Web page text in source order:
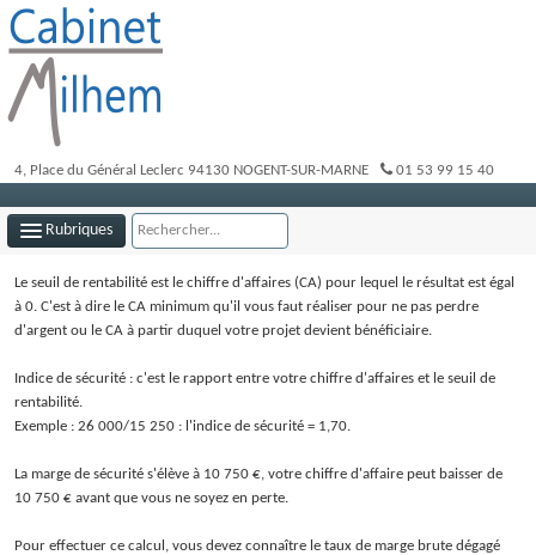
4, Place du Général Leclerc 94130 NOGENT-SUR-MARNE 01 53 99 15 40
Rubriques
LE CABINET
NOTRE ÉQUIPE
NOS MISSIONS
INFOS DE GESTION
OUTILS PRATIQUES
Le seuil de rentabilité est le chiffre d'affaires (CA) pour lequel le résultat est égal
à 0. C'est à dire le CA minimum qu'il vous faut réaliser pour ne pas perdre
d'argent ou le CA à partir duquel votre projet devient bénéficiaire.
Indice de sécurité : c'est le rapport entre votre chiffre d'affaires et le seuil de
rentabilité.
Exemple : 26 000/15 250 : l'indice de sécurité = 1,70.
La marge de sécurité s'élève à 10 750 €, votre chiffre d'affaire peut baisser de
10 750 € avant que vous ne soyez en perte.
Pour effectuer ce calcul, vous devez connaître le taux de marge brute dégagé